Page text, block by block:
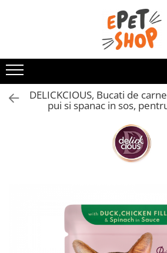
Hrana uscata
Hrana umeda
Recompense
Hrana uscata
Hrana umeda
Recompense
Ansambluri de joaca, sisaluri
DELICKCIOUS, Bucati de
pui si spanac in sos,